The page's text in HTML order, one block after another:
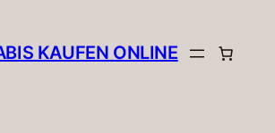
KAUFEN ONLINE​